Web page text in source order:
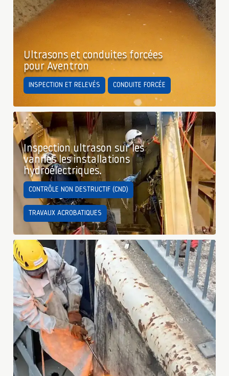
Ultrasons et conduites forcées
pour Aventron
INSPECTION ET RELEVÉS CONDUITE FORCÉE
Inspection ultrason sur les
vannes les installations
hydroélectriques.
CONTRÔLE NON DESTRUCTIF (CND)
TRAVAUX ACROBATIQUES